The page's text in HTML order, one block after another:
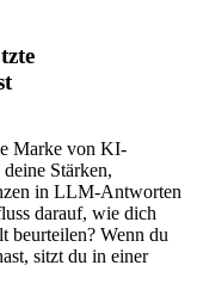
Marke von KI-
Stärken,
in LLM-Antworten
darauf, wie dich
beurteilen? Wenn du
sitzt du in einer